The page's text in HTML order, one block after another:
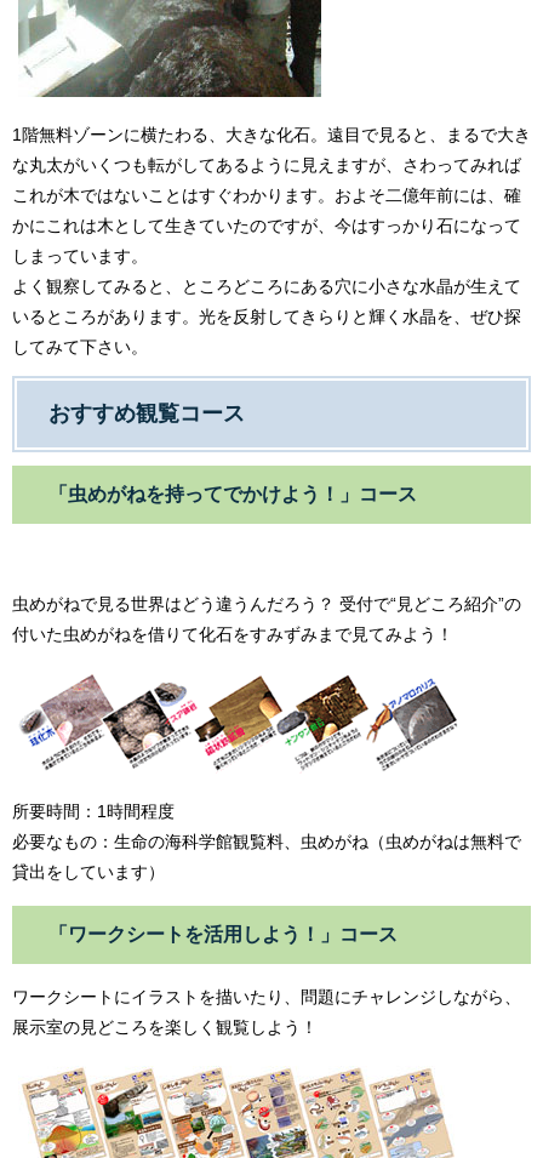
1階無料ゾーンに横たわる、大きな化石。遠目で見ると、まるで大き
な丸太がいくつも転がしてあるように見えますが、さわってみれば
これが木ではないことはすぐわかります。およそ二億年前には、確
かにこれは木として生きていたのですが、今はすっかり石になって
しまっています。
よく観察してみると、ところどころにある穴に小さな水晶が生えて
いるところがあります。光を反射してきらりと輝く水晶を、ぜひ探
してみて下さい。
おすすめ観覧コース
「虫めがねを持ってでかけよう！」コース
虫めがねで見る世界はどう違うんだろう？ 受付で“見どころ紹介”の
付いた虫めがねを借りて化石をすみずみまで見てみよう！
所要時間：1時間程度
必要なもの：生命の海科学館観覧料、虫めがね（虫めがねは無料で
貸出をしています）
「ワークシートを活用しよう！」コース
ワークシートにイラストを描いたり、問題にチャレンジしながら、
展示室の見どころを楽しく観覧しよう！